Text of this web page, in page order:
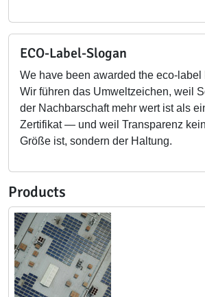
ECO-Label-Slogan
We have been awarded the eco-
Wir führen das Umweltzeichen, weil
der Nachbarschaft mehr wert ist als
Zertifikat — und weil Transparenz
Größe ist, sondern der Haltung.
Products